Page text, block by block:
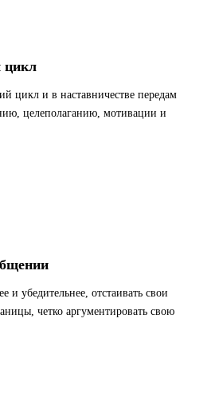
цикл
цикл и в наставничестве передам
целеполаганию, мотивации и
и убедительнее, отстаивать свои
четко аргументировать свою